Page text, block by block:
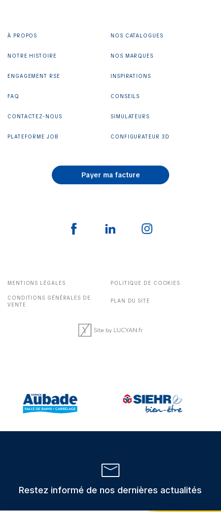
À PROPOS
NOTRE HISTOIRE
ENGAGEMENT RSE
FAQ
CONTACTEZ-NOUS
PLATEFORME JOB
NOS CATALOGUES
NOS MARQUES
INSPIRATIONS
CONSEILS
SIMULATEURS
CONFIGURATEUR 3D
Payer ma facture
MENTIONS LÉGALES POLITIQUE DE COOKIES
CONDITIONS GÉNÉRALES DE
VENTE
PLAN DU SITE
Restez informé de nos dernières actualités